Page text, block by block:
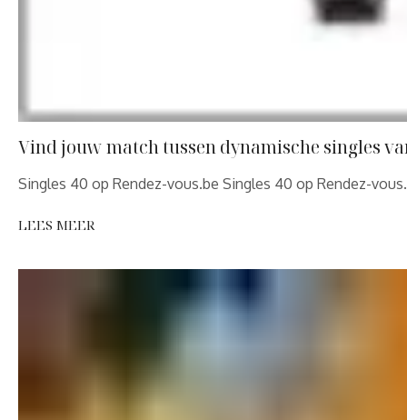
Vind jouw match tussen dynamische singles
Singles 40 op Rendez-vous.be Singles 40 op Rendez-
LEES MEER